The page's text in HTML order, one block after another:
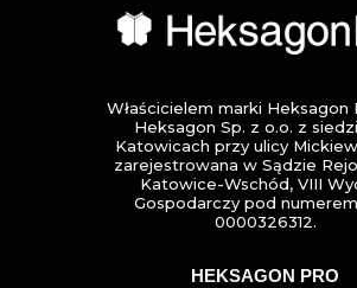
Właścicielem marki Heksagon
Heksagon Sp. z o.o. z
Katowicach przy ulicy
zarejestrowana w Sądzie
Katowice-Wschód, VIII
Gospodarczy pod
0000326312.
HEKSAGON PRO